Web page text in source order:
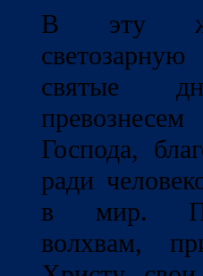
В эту же
святые
Господа,
ради
в мир.
волхвам,